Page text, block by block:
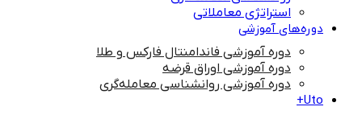
استراتژی معاملاتی
دوره‌های آموزشی
دوره آموزشی فاندامنتال فارکس و طلا
دوره آموزشی اوراق قرضه
دوره آموزشی روانشناسی معامله‌گری
Uto+